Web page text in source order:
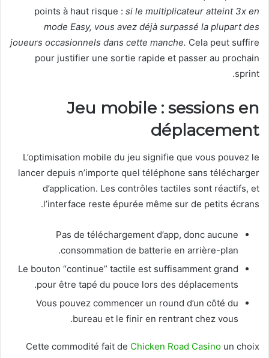
points à haut risque : si le multiplicateur atteint 3x en
mode Easy, vous avez déjà surpassé la plupart des
joueurs occasionnels dans cette manche. Cela peut suffire
pour justifier une sortie rapide et passer au prochain
sprint.
Jeu mobile : sessions en
déplacement
L’optimisation mobile du jeu signifie que vous pouvez le
lancer depuis n’importe quel téléphone sans télécharger
d’application. Les contrôles tactiles sont réactifs, et
l’interface reste épurée même sur de petits écrans.
Pas de téléchargement d’app, donc aucune
consommation de batterie en arrière-plan.
Le bouton “continue” tactile est suffisamment grand
pour être tapé du pouce lors des déplacements.
Vous pouvez commencer un round d’un côté du
bureau et le finir en rentrant chez vous.
Cette commodité fait de Chicken Road Casino un choix